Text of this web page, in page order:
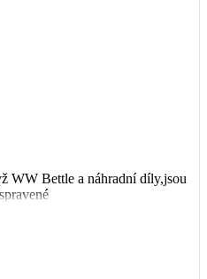
WW Bettle a náhradní díly,jsou